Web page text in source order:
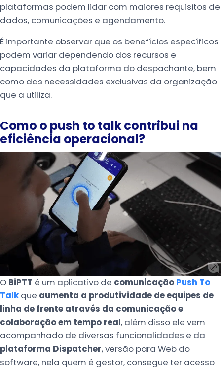
plataformas podem lidar com maiores requisitos de
dados, comunicações e agendamento.
É importante observar que os benefícios específicos
podem variar dependendo dos recursos e
capacidades da plataforma do despachante, bem
como das necessidades exclusivas da organização
que a utiliza.
Como o push to talk contribui na
eficiência operacional?
O BiPTT é um aplicativo de comunicação Push To
Talk que aumenta a produtividade de equipes de
linha de frente através da comunicação e
colaboração em tempo real, além disso ele vem
acompanhado de diversas funcionalidades e da
plataforma Dispatcher, versão para Web do
software, nela quem é gestor, consegue ter acesso